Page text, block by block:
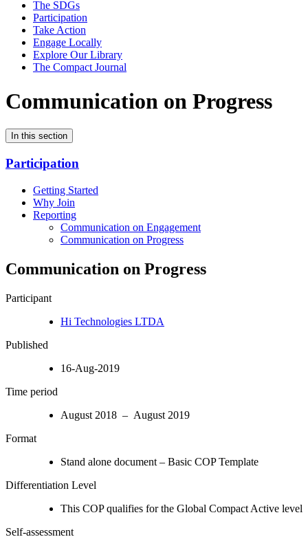
The SDGs
Participation
Take Action
Engage Locally
Explore Our Library
The Compact Journal
Communication on Progress
In this section
Participation
Getting Started
Why Join
Reporting
Communication on Engagement
Communication on Progress
Communication on Progress
Participant
Hi Technologies LTDA
Published
16-Aug-2019
Time period
August 2018 – August 2019
Format
Stand alone document – Basic COP Template
Differentiation Level
This COP qualifies for the Global Compact Active level
Self-assessment